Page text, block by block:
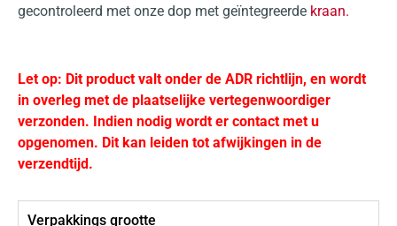
gecontroleerd met onze dop met geïntegreerde kraan.
Let op: Dit product valt onder de ADR richtlijn, en wordt
in overleg met de plaatselijke vertegenwoordiger
verzonden. Indien nodig wordt er contact met u
opgenomen. Dit kan leiden tot afwijkingen in de
verzendtijd.
Verpakkings grootte